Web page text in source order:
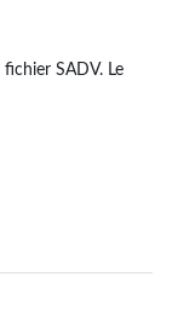
SADV. Le